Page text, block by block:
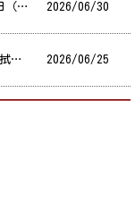
【前田中央タイム・集合写真】 ６月２６日（金）に、全体集合写真とクラス写真を撮影しました。また、午後には開校４０周年に向けての取組の一環として、「前田中央タイム」を実施しました。全校が参加し、体育館で前田中央小の歴史や校舎についてなどの〇×クイズを行いました。前田中央小学校のことについて新たな発見があり、大いに盛り上がりました。 2026/06/30
【ミニバスケットボール少年団の皆さんの窓拭き】 いつも本校の体育館で練習をしているミニバスケットボール少年団の皆さんが、玄関の窓拭きをしてくれました。とてもきれいになりましたよ。ありがとうございました！ 2026/06/25